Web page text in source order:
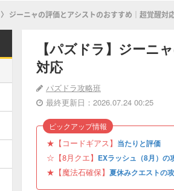
ジーニャの評価とアシストのおすすめ｜超覚醒対
【パズドラ】ジーニ
対応
パズドラ攻略班
最終更新日：2026.07.24 00:25
★【コードギアス】 当たりと評価
☆【8月クエ】 EXラッシュ（8月）の
★【魔法石確保】 夏休みクエストの
ピックアップ情報